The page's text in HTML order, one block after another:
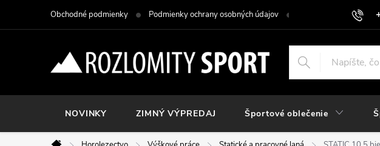
Obchodné podmienky Podmienky ochrany osobných údajov Kontakt
NOVINKY ZIMNÝ VÝPREDAJ Športové oblečenie